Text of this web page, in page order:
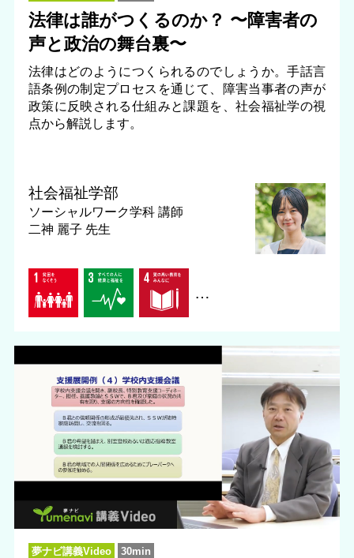
法律は誰がつくるのか？ 〜障害者の
声と政治の舞台裏〜
法律はどのようにつくられるのでしょうか。手話言
語条例の制定プロセスを通じて、障害当事者の声が
政策に反映される仕組みと課題を、社会福祉学の視
点から解説します。
社会福祉学部
ソーシャルワーク学科 講師
二神 麗子 先生
…
夢ナビ講義Video 30min